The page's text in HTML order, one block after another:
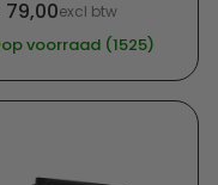
excl btw
op voorraad (1525)